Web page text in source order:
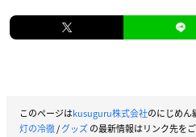
このページはkusuguru株式会社のにじめん
灯の冷徹/グッズの最新情報はリンク先をご